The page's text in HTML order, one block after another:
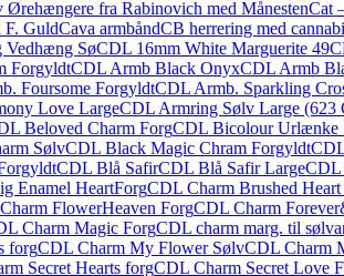
Ørehængere fra Rabinovich med MånestenCat
F. GuldCava armbåndCB herrering med
Vedhæng SøCDL 16mm White Marguerite 49
ForgyldtCDL Armb Black OnyxCDL Armb
Foursome ForgyldtCDL Armb. Sparkling
Love LargeCDL Armring Sølv Large (623
Beloved Charm ForgCDL Bicolour Urlænke
SølvCDL Black Magic Chram Forgyldt
CDL Blå SafirCDL Blå Safir LargeCDL
Enamel HeartForgCDL Charm Brushed Heart
FlowerHeaven ForgCDL Charm
Charm Magic ForgCDL charm marg. til
forgCDL Charm My Flower SølvCDL Charm
Secret Hearts forgCDL Charm Secret Love